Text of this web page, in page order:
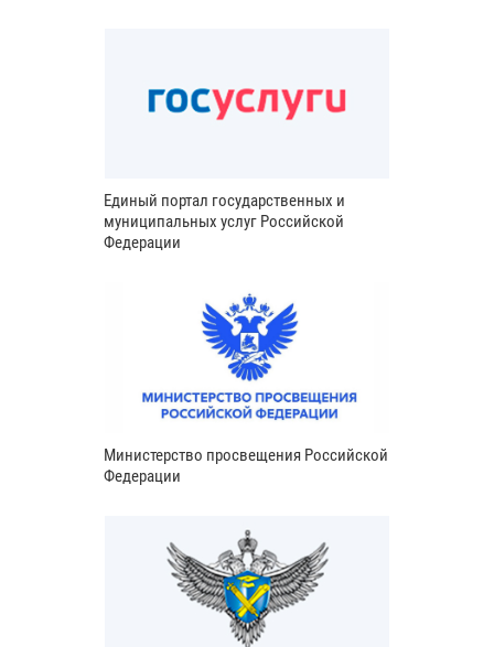
Единый портал государственных и
муниципальных услуг Российской
Федерации
Министерство просвещения Российской
Федерации